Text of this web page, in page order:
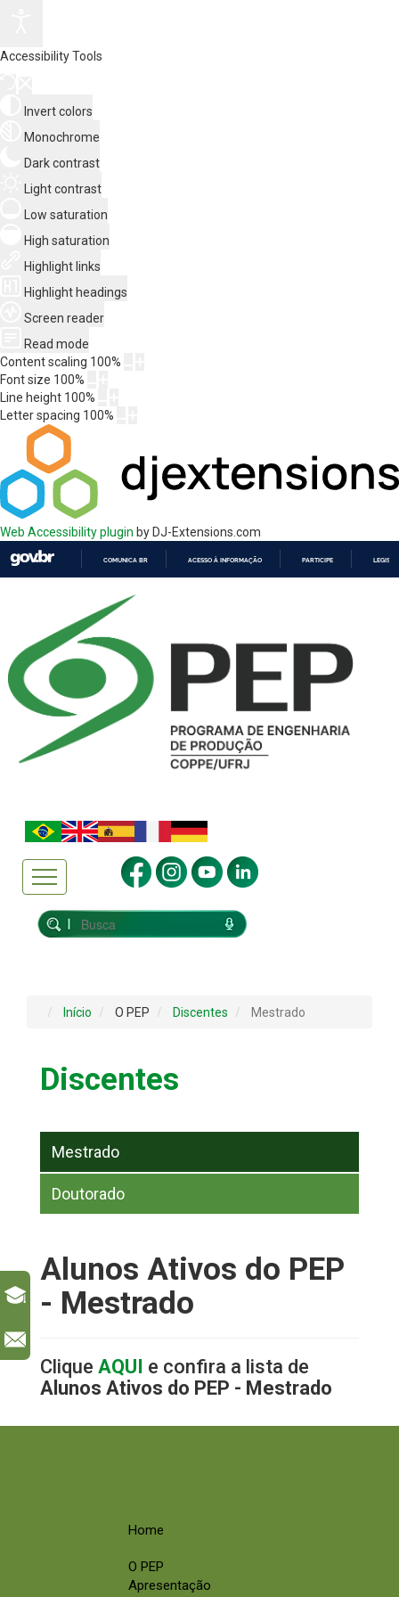
Accessibility Tools
Invert colors
Monochrome
Dark contrast
Light contrast
Low saturation
High saturation
Highlight links
Highlight headings
Screen reader
Read mode
Content scaling 100%
Font size 100%
Line height 100%
Letter spacing 100%
Web Accessibility plugin by DJ-Extensions.com
COMUNICA BR ACESSO À INFORMAÇÃO PARTICIPE
Início O PEP Discentes Mestrado
Discentes
Mestrado
Doutorado
Alunos Ativos do PEP
- Mestrado
Clique AQUI e confira a lista de
Alunos Ativos do PEP - Mestrado
Home
O PEP
Apresentação